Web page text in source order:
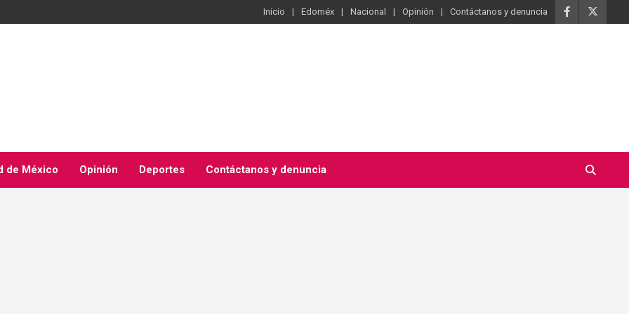
Inicio Edoméx Nacional Opinión Contáctanos y denuncia
de México Opinión Deportes Contáctanos y denuncia